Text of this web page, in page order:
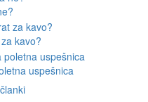
kavo?
uspešnica